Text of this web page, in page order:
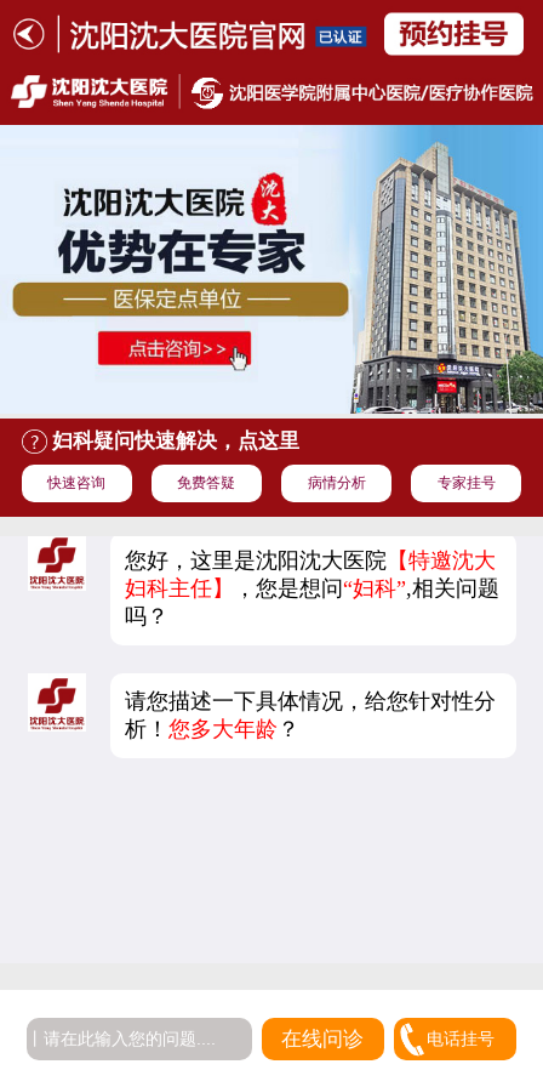
妇科疑问快速解决，点这里
快速咨询 免费答疑 病情分析 专家挂号
您好，这里是沈阳沈大医院 【特邀沈大
妇科主任】
，您是想问“妇科”,相关问题
吗？
请您描述一下具体情况，给您针对性分
析！您多大年龄 ？
在线问诊 电话挂号